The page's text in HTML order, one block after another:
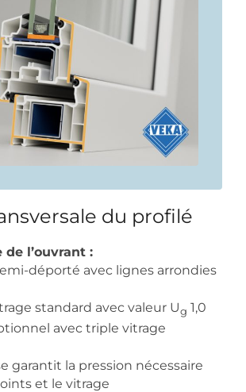
du profilé
de l’ouvrant :
déporté avec lignes arrondies
standard avec valeur Ug 1,0
avec triple vitrage
garantit la pression nécessaire
et le vitrage